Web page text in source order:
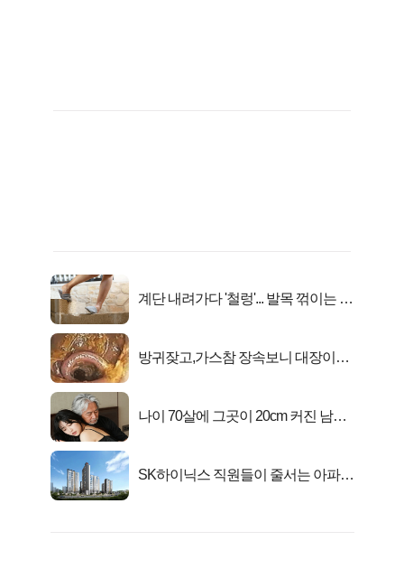
계단 내려가다 '철렁'... 발목 꺾이는 이
방귀잦고,가스참 장속보니 대장이아
나이 70살에 그곳이 20cm 커진 남자..
SK하이닉스 직원들이 줄서는 아파트